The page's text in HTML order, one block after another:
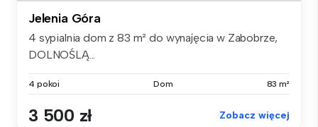
Jelenia Góra
4 sypialnia dom z 83 m² do wynajęcia w Zabobrze,
DOLNOŚLĄ...
4 pokoi Dom 83 m²
3 500 zł Zobacz więcej